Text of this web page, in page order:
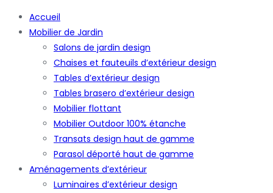
Accueil
Mobilier de Jardin
Salons de jardin design
Chaises et fauteuils d’extérieur design
Tables d’extérieur design
Tables brasero d’extérieur design
Mobilier flottant
Mobilier Outdoor 100% étanche
Transats design haut de gamme
Parasol déporté haut de gamme
Aménagements d’extérieur
Luminaires d’extérieur design